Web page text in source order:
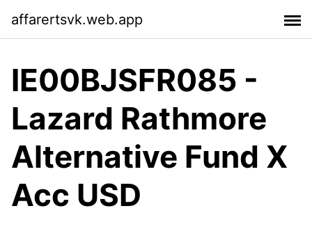
affarertsvk.web.app
IE00BJSFR085 -
Lazard Rathmore
Alternative Fund X
Acc USD